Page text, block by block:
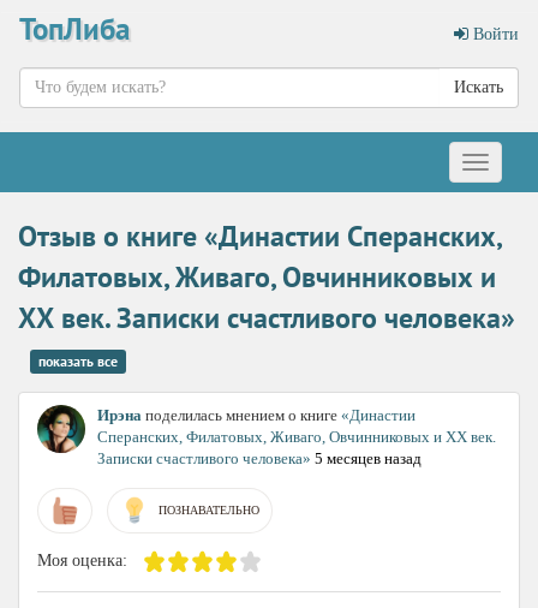
ТопЛиба Войти
Искать
Меню
Отзыв о книге «Династии Сперанских,
Филатовых, Живаго, Овчинниковых и
ХХ век. Записки счастливого человека»
показать все
Ирэна поделилась мнением о книге «Династии
Сперанских, Филатовых, Живаго, Овчинниковых и ХХ век.
Записки счастливого человека» 5 месяцев назад
ПОЗНАВАТЕЛЬНО
Моя оценка: